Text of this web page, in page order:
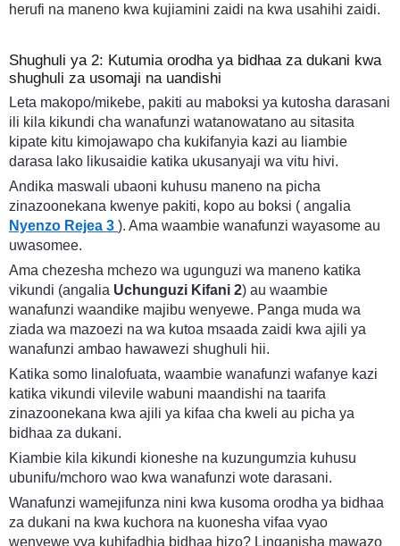
herufi na maneno kwa kujiamini zaidi na kwa usahihi zaidi.
Shughuli ya 2: Kutumia orodha ya bidhaa za dukani kwa
shughuli za usomaji na uandishi
Leta makopo/mikebe, pakiti au maboksi ya kutosha darasani
ili kila kikundi cha wanafunzi watanowatano au sitasita
kipate kitu kimojawapo cha kukifanyia kazi au liambie
darasa lako likusaidie katika ukusanyaji wa vitu hivi.
Andika maswali ubaoni kuhusu maneno na picha
zinazoonekana kwenye pakiti, kopo au boksi ( angalia
Nyenzo Rejea 3 ). Ama waambie wanafunzi wayasome au
uwasomee.
Ama chezesha mchezo wa ugunguzi wa maneno katika
vikundi (angalia Uchunguzi Kifani 2) au waambie
wanafunzi waandike majibu wenyewe. Panga muda wa
ziada wa mazoezi na wa kutoa msaada zaidi kwa ajili ya
wanafunzi ambao hawawezi shughuli hii.
Katika somo linalofuata, waambie wanafunzi wafanye kazi
katika vikundi vilevile wabuni maandishi na taarifa
zinazoonekana kwa ajili ya kifaa cha kweli au picha ya
bidhaa za dukani.
Kiambie kila kikundi kioneshe na kuzungumzia kuhusu
ubunifu/mchoro wao kwa wanafunzi wote darasani.
Wanafunzi wamejifunza nini kwa kusoma orodha ya bidhaa
za dukani na kwa kuchora na kuonesha vifaa vyao
wenyewe vya kuhifadhia bidhaa hizo? Linganisha mawazo